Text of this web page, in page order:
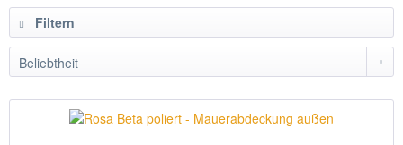
Filtern